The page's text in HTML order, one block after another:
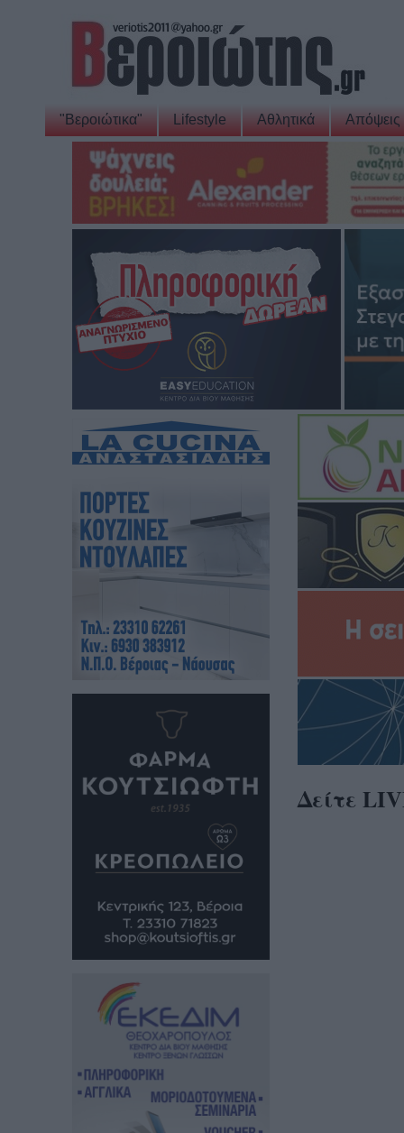
"Βεροιώτικα" Lifestyle Αθλητικά Απόψεις
Δείτε